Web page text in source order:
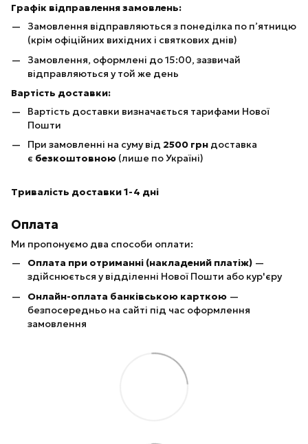
Графік відправлення замовлень:
Замовлення відправляються з понеділка по п’ятницю
(крім офіційних вихідних і святкових днів)
Замовлення, оформлені до 15:00, зазвичай
відправляються у той же день
Вартість доставки:
Вартість доставки визначається тарифами Нової
Пошти
При замовленні на суму від 2500 грн доставка
є безкоштовною (лише по Україні)
Тривалість доставки 1-4 дні
Оплата
Ми пропонуємо два способи оплати:
Оплата при отриманні (накладений платіж) —
здійснюється у відділенні Нової Пошти або кур'єру
Онлайн-оплата банківською карткою —
безпосередньо на сайті під час оформлення
замовлення